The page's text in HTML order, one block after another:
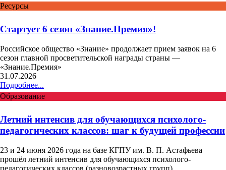
Ресурсы
Стартует 6 сезон «Знание.Премия»!
Российское общество «Знание» продолжает прием заявок на 6
сезон главной просветительской награды страны —
«Знание.Премия»
31.07.2026
Подробнее...
Образование
Летний интенсив для обучающихся психолого-
педагогических классов: шаг к будущей профессии
23 и 24 июня 2026 года на базе КГПУ им. В. П. Астафьева
прошёл летний интенсив для обучающихся психолого-
педагогических классов (разновозрастных групп).